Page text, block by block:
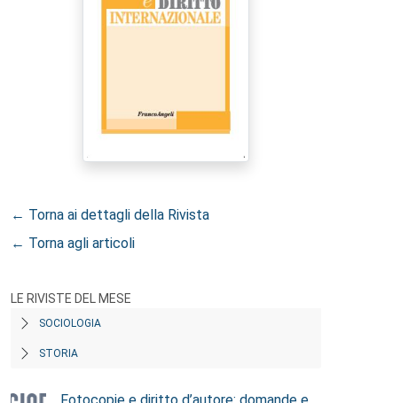
← Torna ai dettagli della Rivista
← Torna agli articoli
LE RIVISTE DEL MESE
SOCIOLOGIA
STORIA